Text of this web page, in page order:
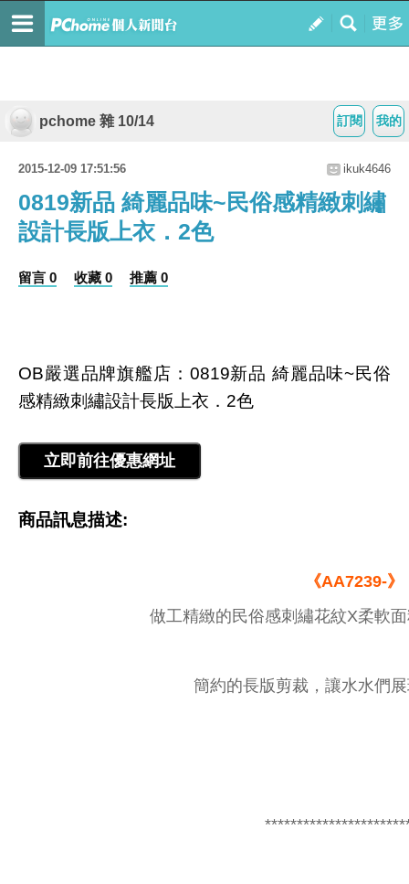
我的
訂閱
pchome 雜 10/14
2015-12-09 17:51:56 ikuk4646
0819新品 綺麗品味~民俗感精緻刺繡
設計長版上衣．2色
留言 0 收藏 0 推薦 0
OB嚴選品牌旗艦店：0819新品 綺麗品味~民俗
感精緻刺繡設計長版上衣．2色
商品訊息描述:
《AA7239-》
做工精緻的民俗感刺繡花紋X柔軟
簡約的長版剪裁，讓水水們